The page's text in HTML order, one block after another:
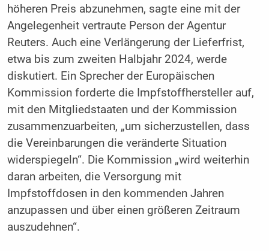
höheren Preis abzunehmen, sagte eine mit der
Angelegenheit vertraute Person der Agentur
Reuters. Auch eine Verlängerung der Lieferfrist,
etwa bis zum zweiten Halbjahr 2024, werde
diskutiert. Ein Sprecher der Europäischen
Kommission forderte die Impfstoffhersteller auf,
mit den Mitgliedstaaten und der Kommission
zusammenzuarbeiten, „um sicherzustellen, dass
die Vereinbarungen die veränderte Situation
widerspiegeln“. Die Kommission „wird weiterhin
daran arbeiten, die Versorgung mit
Impfstoffdosen in den kommenden Jahren
anzupassen und über einen größeren Zeitraum
auszudehnen“.